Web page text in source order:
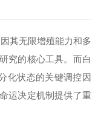
因其无限增殖能力和多
究的核心工具。而白
化状态的关键调控因
运决定机制提供了重